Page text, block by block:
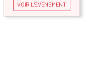
VOIR L'ÉVÉNEMENT